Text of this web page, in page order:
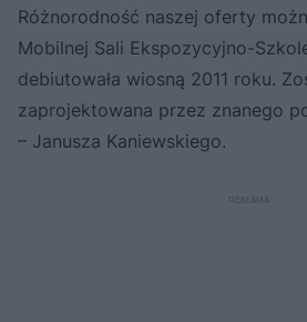
Różnorodność naszej oferty
Mobilnej Sali Ekspozycyjno-
debiutowała wiosną 2011 roku.
zaprojektowana przez znanego
– Janusza Kaniewskiego.